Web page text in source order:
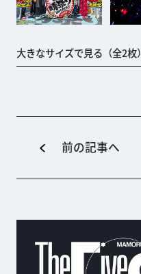
大きなサイズで見る（全2枚）
前の記事へ